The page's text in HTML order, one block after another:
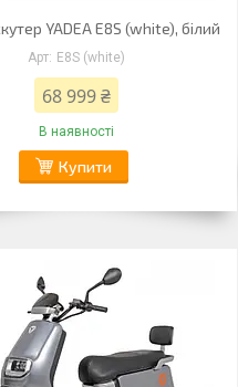
YADEA E8S (white), білий
E8S (white)
68 999 ₴
В наявності
Купити